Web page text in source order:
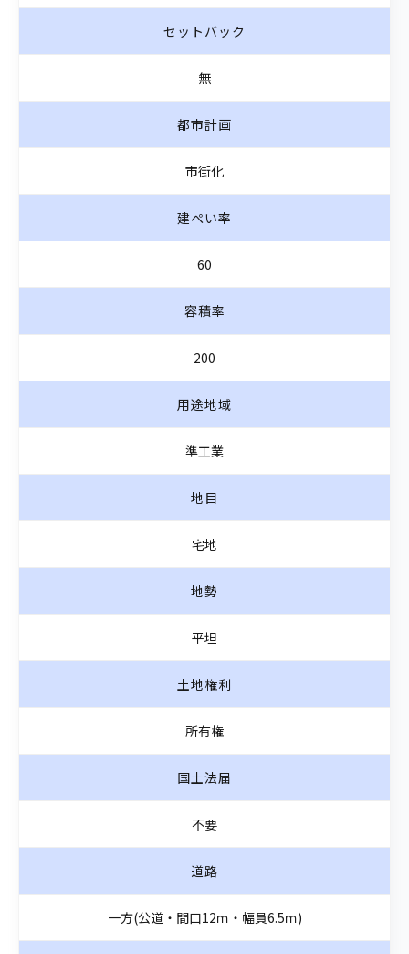
セットバック
無
都市計画
市街化
建ぺい率
60
容積率
200
用途地域
準工業
地目
宅地
地勢
平坦
土地権利
所有権
国土法届
不要
道路
一方(公道・間口12ｍ・幅員6.5ｍ)